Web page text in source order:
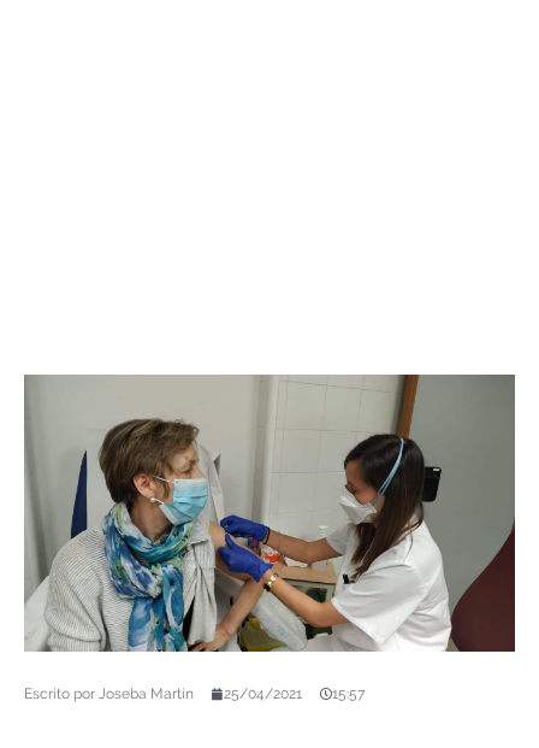
Escrito por Joseba Martín 25/04/2021 15:57